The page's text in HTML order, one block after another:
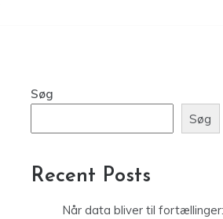
Søg
Søg
Recent Posts
Når data bliver til